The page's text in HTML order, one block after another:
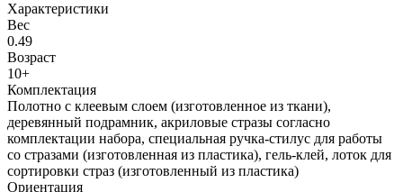
Характеристики
Вес
0.49
Возраст
10+
Комплектация
Полотно с клеевым слоем (изготовленное из ткани),
деревянный подрамник, акриловые стразы согласно
комплектации набора, специальная ручка-стилус для работы
со стразами (изготовленная из пластика), гель-клей, лоток для
сортировки страз (изготовленный из пластика)
Ориентация